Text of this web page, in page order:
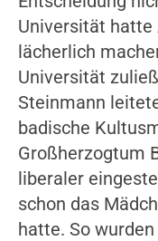
Universität hatte
lächerlich
Universität
Steinmann
badische
Großherzogtum
liberaler
schon das
hatte. So